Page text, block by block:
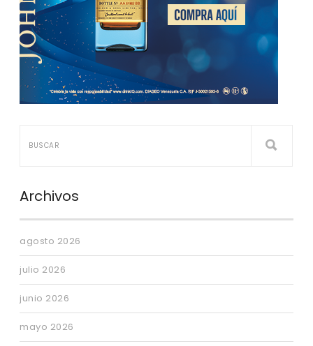
Archivos
agosto 2026
julio 2026
junio 2026
mayo 2026